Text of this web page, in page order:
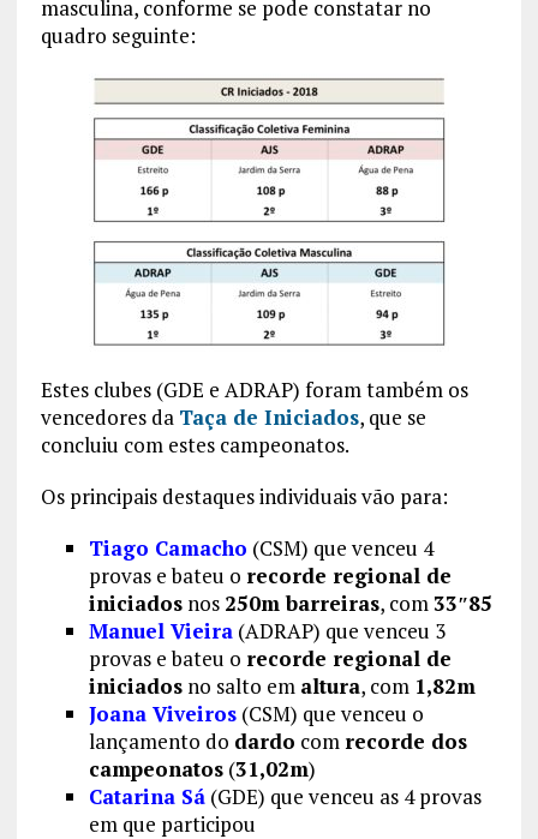
masculina, conforme se pode constatar no
quadro seguinte:
Estes clubes (GDE e ADRAP) foram também os
vencedores da Taça de Iniciados, que se
concluiu com estes campeonatos.
Os principais destaques individuais vão para:
Tiago Camacho (CSM) que venceu 4
provas e bateu o recorde regional de
iniciadosnos 250m barreiras, com33″85
Manuel Vieira(ADRAP) que venceu 3
provas e bateu o recorde regional de
iniciadosno salto em altura, com 1,82m
Joana Viveiros(CSM) que venceu o
lançamento do dardo com recorde dos
campeonatos(31,02m)
Catarina Sá(GDE) que venceu as 4 provas
em que participou